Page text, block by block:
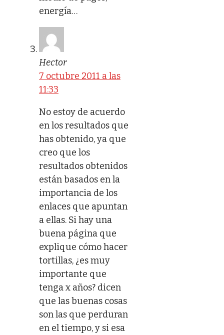
energía…
Hector
7 octubre 2011 a las
11:33
No estoy de acuerdo
en los resultados que
has obtenido, ya que
creo que los
resultados obtenidos
están basados en la
importancia de los
enlaces que apuntan
a ellas. Si hay una
buena página que
explique cómo hacer
tortillas, ¿es muy
importante que
tenga x años? dicen
que las buenas cosas
son las que perduran
en el tiempo, y si esa